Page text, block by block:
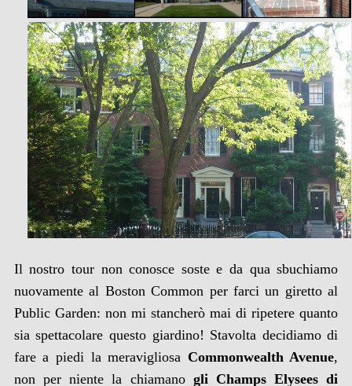
Il nostro tour non conosce soste e da qua sbuchiamo
nuovamente al Boston Common per farci un giretto al
Public Garden: non mi stancherò mai di ripetere quanto
sia spettacolare questo giardino! Stavolta decidiamo di
fare a piedi la meravigliosa Commonwealth Avenue,
non per niente la chiamano gli Champs Elysees di